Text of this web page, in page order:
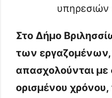
Στο Δήμο
των εργαζομένων,
απασχολούνται με
ορισμένου